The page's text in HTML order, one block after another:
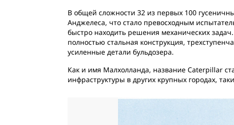
В общей сложности 32 из первых 100
Анджелеса, что стало превосходным
быстро находить решения механических
полностью стальная конструкция,
усиленные детали бульдозера.
Как и имя Малхолланда, название Caterpillar
инфраструктуры в других крупных городах,